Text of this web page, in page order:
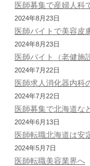
医師募集で産婦人科
2024年8月23日
医師バイトで美容皮
2024年8月23日
医師バイト（老健施
2024年7月22日
医師求人消化器内科
2024年7月22日
医師募集で北海道な
2024年6月13日
医師転職北海道は安
2024年5月7日
医師転職美容業界へ